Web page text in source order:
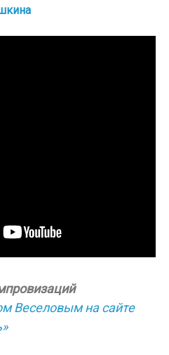
Веселовым на сайте